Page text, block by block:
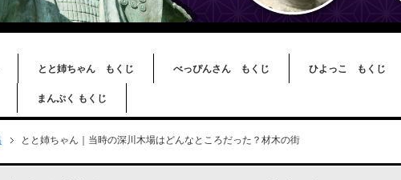
とと姉ちゃん もくじ べっぴんさん もくじ ひよっこ もくじ
まんぷく もくじ
とと姉ちゃん｜当時の深川木場はどんなところだった？材木の街